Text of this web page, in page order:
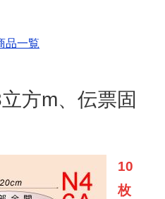
品一覧
方m、伝票固
10
枚